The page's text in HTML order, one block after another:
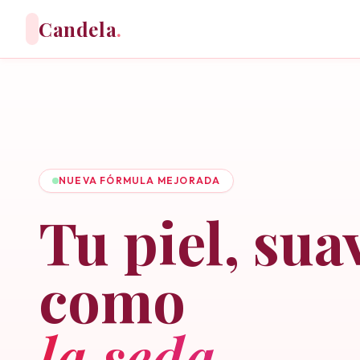
Candela.
NUEVA FÓRMULA MEJORADA
Tu piel,
como